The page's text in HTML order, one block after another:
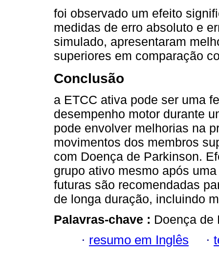
foi observado um efeito
medidas de erro absoluto e
simulado, apresentaram
superiores em comparação
Conclusão
a ETCC ativa pode ser uma
desempenho motor durante
pode envolver melhorias na
movimentos dos membros
com Doença de Parkinson.
grupo ativo mesmo após
futuras são recomendadas
de longa duração, incluindo
Palavras-chave : Doença de
· resumo em Inglês ·